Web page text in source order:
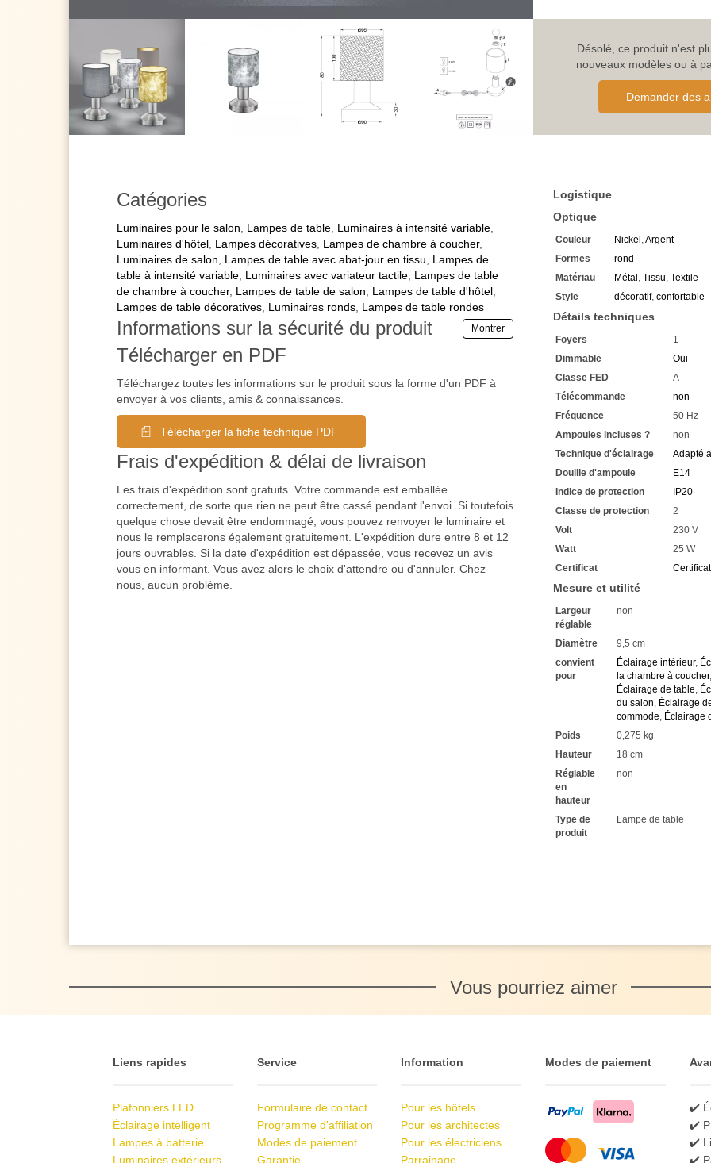
Il assure une stabilité solide
Avec un bras tubulaire
Il s'élève verticalement
Le corps est fabriqué en
Ici en nickel mat
La classe de protection 2
La lampe de table avec
Convient à une utilisation en
Son diamètre est de 9 cm
La hauteur est de 18 cm
La douille d'ampoule E14
Convient à une puissance
1 x ampoule nécessaire
Commandez celle-ci
Notre recommandation est
Economisez chaque jour
Lampes LED
avec une
La technologie LED vous
Vous avez chez nous une
Si vous avez des
élevé
Nous attendons vos
Désolé, ce produit n'est
nouveaux modèles ou à
Demander des
Catégories
Luminaires pour le salon, Lampes de table, Luminaires à intensité variable,
Luminaires d'hôtel, Lampes décoratives, Lampes de chambre à coucher,
Luminaires de salon, Lampes de table avec abat-jour en tissu, Lampes de
table à intensité variable, Luminaires avec variateur tactile, Lampes de table
de chambre à coucher, Lampes de table de salon, Lampes de table d'hôtel,
Lampes de table décoratives, Luminaires ronds, Lampes de table rondes
Informations sur la sécurité du produit Montrer
Télécharger en PDF
Téléchargez toutes les informations sur le produit sous la forme d'un PDF à
envoyer à vos clients, amis & connaissances.
Télécharger la fiche technique PDF
Frais d'expédition & délai de livraison
Les frais d'expédition sont gratuits. Votre commande est emballée
correctement, de sorte que rien ne peut être cassé pendant l'envoi. Si toutefois
quelque chose devait être endommagé, vous pouvez renvoyer le luminaire et
nous le remplacerons également gratuitement. L'expédition dure entre 8 et 12
jours ouvrables. Si la date d'expédition est dépassée, vous recevez un avis
vous en informant. Vous avez alors le choix d'attendre ou d'annuler. Chez
nous, aucun problème.
Logistique
Optique
Couleur Nickel ,Argent
Formes
rond
Matériau
Métal , Tissu, Textile
Style
décoratif, confortable
Détails techniques
Foyers
1
Dimmable
Oui
Classe FED
A
Télécommande
non
Fréquence
50 Hz
Ampoules incluses ?
non
Technique d'éclairage
Adapté
Douille d'ampoule
E14
Indice de protection
IP20
Classe de protection
2
Volt
230 V
Watt
25 W
Certificat
Mesure et utilité
Largeur
réglable
non
Diamètre
9,5 cm
convient
pour
Éclairage intérieur,
la chambre à coucher,
Éclairage de table,
du salon, Éclairage
commode, Éclairage
Poids
0,275 kg
Hauteur
18 cm
Réglable
en
hauteur
non
Type de
produit
Lampe de table
Vous pourriez aimer
Liens rapides
Plafonniers LED
Éclairage intelligent
Lampes à batterie
Luminaires extérieurs
Service
Formulaire de contact
Programme d'affiliation
Modes de paiement
Garantie
Information
Pour les hôtels
Pour les architectes
Pour les électriciens
Parrainage
Modes de paiement
✔️
✔️
✔️
✔️